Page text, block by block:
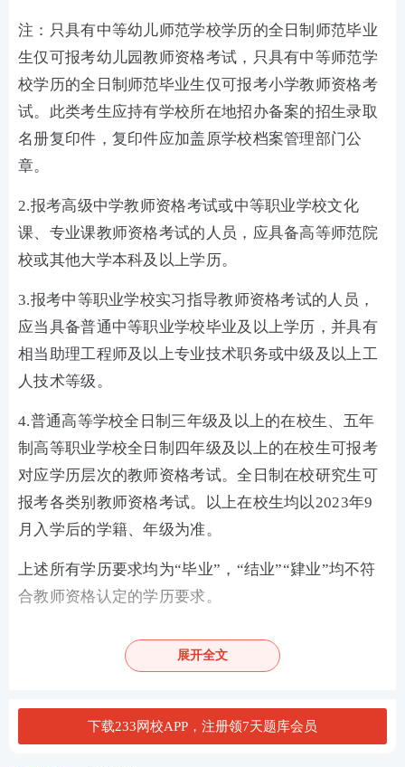
注：只具有中等幼儿师范学校学历的全日制师范毕业
生仅可报考幼儿园教师资格考试，只具有中等师范学
校学历的全日制师范毕业生仅可报考小学教师资格考
试。此类考生应持有学校所在地招办备案的招生录取
名册复印件，复印件应加盖原学校档案管理部门公
章。
2.报考高级中学教师资格考试或中等职业学校文化
课、专业课教师资格考试的人员，应具备高等师范院
校或其他大学本科及以上学历。
3.报考中等职业学校实习指导教师资格考试的人员，
应当具备普通中等职业学校毕业及以上学历，并具有
相当助理工程师及以上专业技术职务或中级及以上工
人技术等级。
4.普通高等学校全日制三年级及以上的在校生、五年
制高等职业学校全日制四年级及以上的在校生可报考
对应学历层次的教师资格考试。全日制在校研究生可
报考各类别教师资格考试。以上在校生均以2023年9
月入学后的学籍、年级为准。
上述所有学历要求均为“毕业”，“结业”“肄业”均不符
合教师资格认定的学历要求。
(三)在江苏省学习、工作和生活的港澳台居民，凡遵
守《中华人民共和国宪法》和法律，拥护中国共产党
根据自愿原则，可以参加中小学教师资格考试。考生
应持有公安机关签发有效期内的港澳台居民居住证、
展开全文
下载233网校APP，注册领7天题库会员